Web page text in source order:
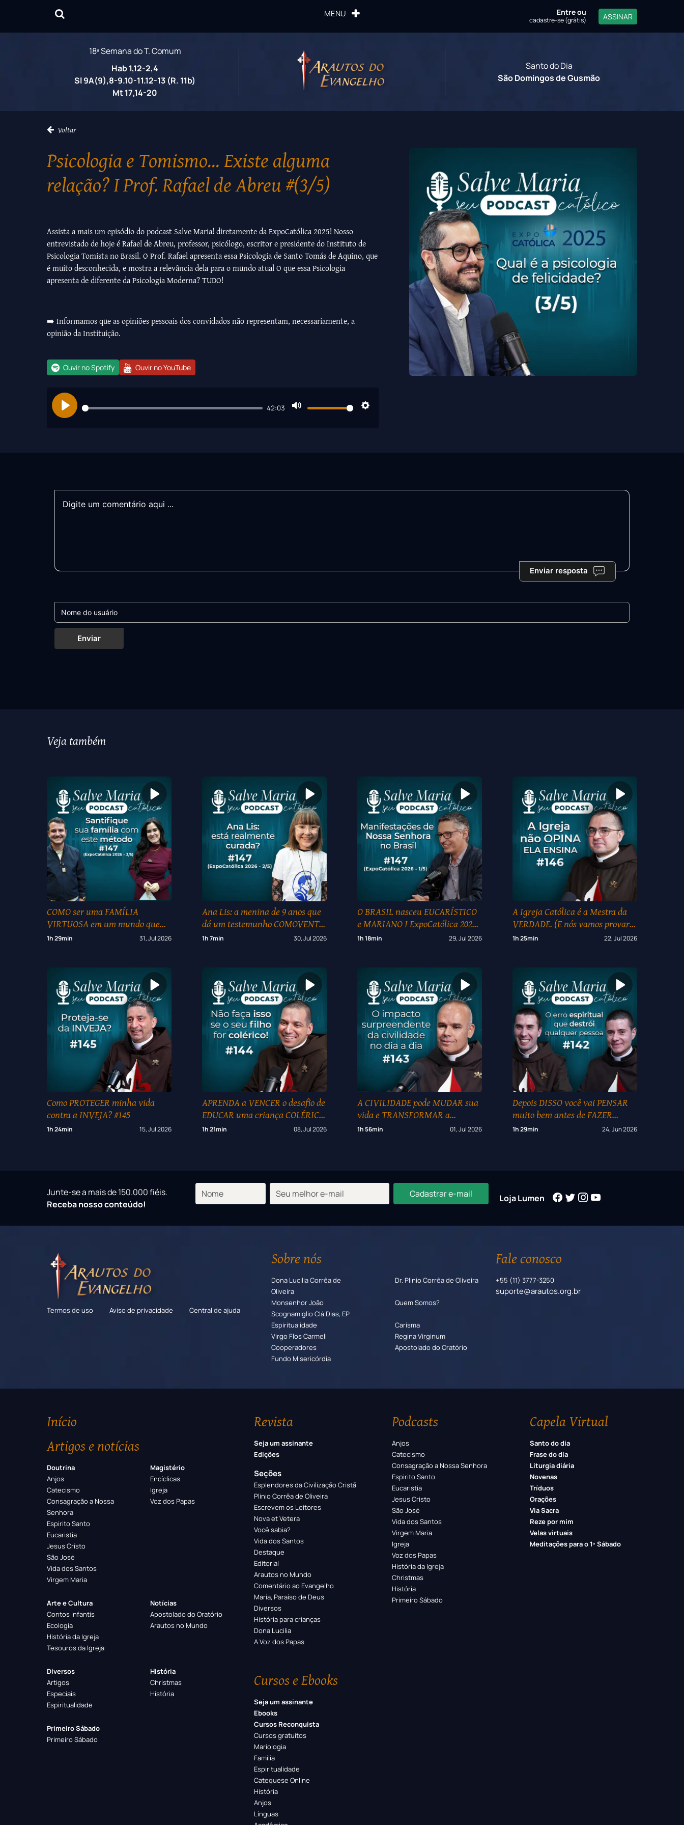
MENU Entreou
cadastre-se (grátis) ASSINAR
18ª Semana do T. Comum
Hab 1,12-2,4
Sl 9A(9),8-9.10-11.12-13 (R. 11b)
Mt 17,14-20
Santo do Dia
São Domingos de Gusmão
Voltar
Psicologia e Tomismo... Existe alguma
relação? I Prof. Rafael de Abreu #(3/5)
Assista a mais um episódio do podcast Salve Maria! diretamente da ExpoCatólica 2025! Nosso
entrevistado de hoje é Rafael de Abreu, professor, psicólogo, escritor e presidente do Instituto de
Psicologia Tomista no Brasil. O Prof. Rafael apresenta essa Psicologia de Santo Tomás de Aquino, que
é muito desconhecida, e mostra a relevância dela para o mundo atual O que essa Psicologia
apresenta de diferente da Psicologia Moderna? TUDO!
➡️ Informamos que as opiniões pessoais dos convidados não representam, necessariamente, a
opinião da Instituição.
Ouvir no Spotify Ouvir no YouTube
Play
42:03
Enviar resposta
Enviar
Veja também
COMO ser uma FAMÍLIA
VIRTUOSA em um mundo que
ODEIA a FÉ? I ExpoCatólica 2026
1h 29min 31, Jul 2026
Ana Lis: a menina de 9 anos que
dá um testemunho COMOVENTE
para todo o MUNDO I
1h 7min 30, Jul 2026
O BRASIL nasceu EUCARÍSTICO
e MARIANO I ExpoCatólica 2026
(1/5)
1h 18min 29, Jul 2026
A Igreja Católica é a Mestra da
VERDADE. (E nós vamos provar!)
#146
1h 25min 22, Jul 2026
Como PROTEGER minha vida
contra a INVEJA? #145
1h 24min 15, Jul 2026
APRENDA a VENCER o desafio de
EDUCAR uma criança COLÉRICA!
#144
1h 21min 08, Jul 2026
A CIVILIDADE pode MUDAR sua
vida e TRANSFORMAR a
sociedade #143
1h 56min 01, Jul 2026
Depois DISSO você vai PENSAR
muito bem antes de FAZER
qualquer coisa… #142
1h 29min 24, Jun 2026
Junte-se a mais de 150.000 fiéis.
Receba nosso conteúdo!
Cadastrar e-mail Loja Lumen
Termos de uso Aviso de privacidade Central de ajuda
Sobre nós
Dona Lucilia Corrêa de
Oliveira
Dr. Plinio Corrêa de Oliveira
Monsenhor João
Scognamiglio Clá Dias, EP
Quem Somos?
Espiritualidade
Carisma
Virgo Flos Carmeli
Regina Virginum
Cooperadores
Apostolado do Oratório
Fundo Misericórdia
Fale conosco
+55 (11) 3777-3250
suporte@arautos.org.br
Início
Artigos e notícias
Doutrina
Anjos
Catecismo
Consagração a Nossa
Senhora
Espirito Santo
Eucaristia
Jesus Cristo
São José
Vida dos Santos
Virgem Maria
Magistério
Encíclicas
Igreja
Voz dos Papas
Arte e Cultura
Contos Infantis
Ecologia
História da Igreja
Tesouros da Igreja
Notícias
Apostolado do Oratório
Arautos no Mundo
Diversos
Artigos
Especiais
Espiritualidade
História
Christmas
História
Primeiro Sábado
Primeiro Sábado
Revista
Seja um assinante
Edições
Seções
Esplendores da Civilização Cristã
Plinio Corrêa de Oliveira
Escrevem os Leitores
Nova et Vetera
Você sabia?
Vida dos Santos
Destaque
Editorial
Arautos no Mundo
Comentário ao Evangelho
Maria, Paraíso de Deus
Diversos
História para crianças
Dona Lucilia
A Voz dos Papas
Cursos e Ebooks
Seja um assinante
Ebooks
Cursos Reconquista
Cursos gratuitos
Mariologia
Família
Espiritualidade
Catequese Online
História
Anjos
Línguas
Podcasts
Anjos
Catecismo
Consagração a Nossa Senhora
Espirito Santo
Eucaristia
Jesus Cristo
São José
Vida dos Santos
Virgem Maria
Igreja
Voz dos Papas
História da Igreja
Christmas
História
Primeiro Sábado
Capela Virtual
Santo do dia
Frase do dia
Liturgia diária
Novenas
Tríduos
Orações
Via Sacra
Reze por mim
Velas virtuais
Meditações para o 1º Sábado